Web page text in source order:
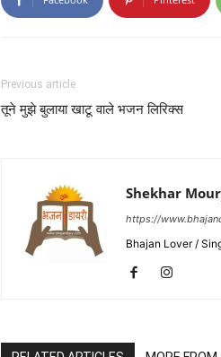
Previous article
तूने मुझे बुलाया खाटू वाले भजन लिरिक्स
Shekhar
https://
Bhajan Lover /